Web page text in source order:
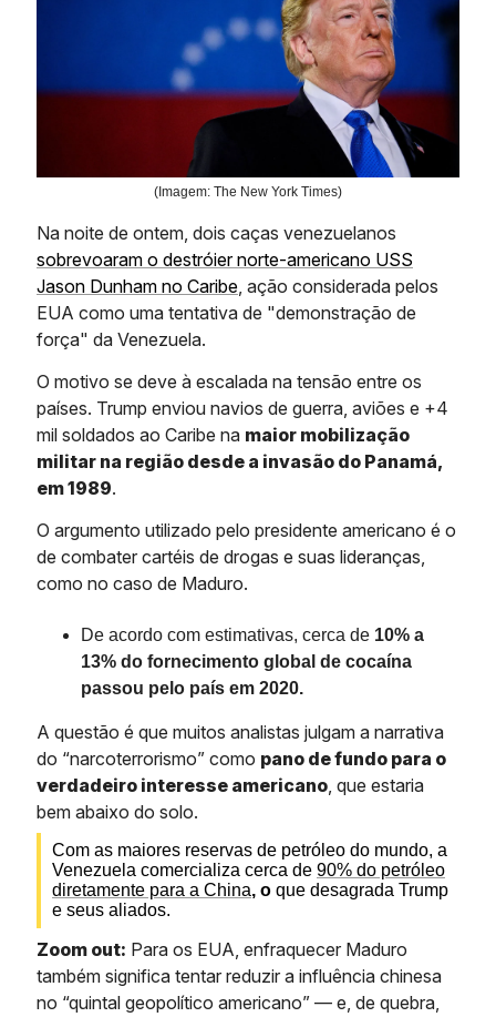
(Imagem: The New York Times)
Na noite de ontem, dois caças venezuelanos
sobrevoaram o destróier norte-americano USS
Jason Dunham no Caribe, ação considerada pelos
EUA como uma tentativa de "demonstração de
força" da Venezuela.
O motivo se deve à escalada na tensão entre os
países. Trump enviou navios de guerra, aviões e +4
mil soldados ao Caribe na maior mobilização
militar na região desde a invasão do Panamá,
em 1989.
O argumento utilizado pelo presidente americano é o
de combater cartéis de drogas e suas lideranças,
como no caso de Maduro.
De acordo com estimativas, cerca de 10% a
13% do fornecimento global de cocaína
passou pelo país em 2020.
A questão é que muitos analistas julgam a narrativa
do “narcoterrorismo” como pano de fundo para o
verdadeiro interesse americano, que estaria
bem abaixo do solo.
Com as maiores reservas de petróleo do mundo, a
Venezuela comercializa cerca de 90% do petróleo
diretamente para a China, o que desagrada Trump
e seus aliados.
Zoom out: Para os EUA, enfraquecer Maduro
também significa tentar reduzir a influência chinesa
no “quintal geopolítico americano” — e, de quebra,